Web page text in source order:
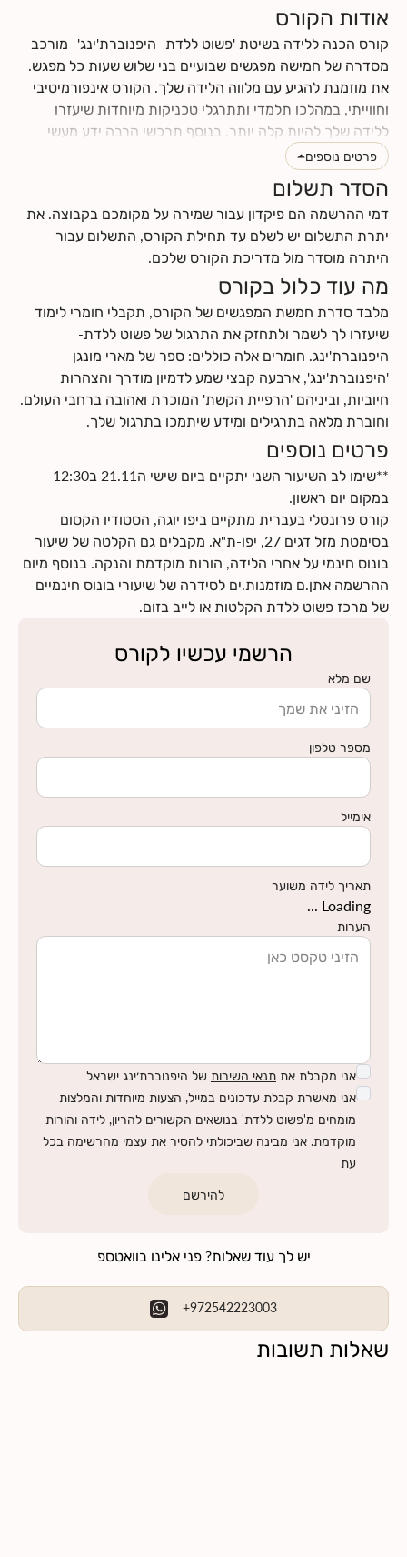
אודות הקורס
קורס הכנה ללידה בשיטת 'פשוט ללדת- היפנוברת'ינג'- מורכב
מסדרה של חמישה מפגשים שבועיים בני שלוש שעות כל מפגש.
את מוזמנת להגיע עם מלווה הלידה שלך. הקורס אינפורמיטיבי
וחווייתי, במהלכו תלמדי ותתרגלי טכניקות מיוחדות שיעזרו
ללידה שלך להיות קלה יותר. בנוסף תרכשי הרבה ידע מעשי
וטיפים לתקופת ההריון והלידה. תינתן לך ההזדמנות לעבור
תהליך מהנה של הבאת מודעות עצמית לגוף ולנפש שלך, תגלי
כמה הם מושפעים אחד מהשני, וכמה הם יכולים לתרום ולתמוך
בלידה עדינה כאשר לומדים להרפות אותם. את ומלווה הלידה
שלך תרכשו ידע ותפתחו כישורי תקשורת אחד עם השנייה, עם
התינוק.ת שלכם ועם הצוות הרפואי.
לחצי כאןלקרוא עוד על תוכן הקורס
לחציכאןלמצוא מידע על החזרי ביטוח
פרטים נוספים
הסדר תשלום
דמי ההרשמה הם פיקדון עבור שמירה על מקומכם בקבוצה. את
יתרת התשלום יש לשלם עד תחילת הקורס, התשלום עבור
היתרה מוסדר מול מדריכת הקורס שלכם.
מה עוד כלול בקורס
מלבד סדרת חמשת המפגשים של הקורס, תקבלי חומרי לימוד
שיעזרו לך לשמר ולתחזק את התרגול של פשוט ללדת-
היפנוברת'ינג. חומרים אלה כוללים: ספר של מארי מונגן-
'היפנוברת'ינג', ארבעה קבצי שמע לדמיון מודרך והצהרות
חיוביות, וביניהם 'הרפיית הקשת' המוכרת ואהובה ברחבי העולם.
וחוברת מלאה בתרגילים ומידע שיתמכו בתרגול שלך.
פרטים נוספים
**שימו לב השיעור השני יתקיים ביום שישי ה21.11 ב12:30
קורס פרונטלי בעברית מתקיים ביפו יוגה, הסטודיו הקסום
בסימטת מזל דגים 27, יפו-ת"א. מקבלים גם הקלטה של שיעור
בונוס חינמי על אחרי הלידה, הורות מוקדמת והנקה. בנוסף מיום
ההרשמה אתן.ם מוזמנות.ים לסידרה של שיעורי בונוס חינמיים
של מרכז פשוט ללדת הקלטות או לייב בזום.
הרשמי עכשיו לקורס
שם מלא
מספר טלפון
אימייל
תאריך לידה משוער
Loading ...
הערות
אני מקבלת את תנאי השירות של היפנוברת׳ינג ישראל
אני מאשרת קבלת עדכונים במייל, הצעות מיוחדות והמלצות
מומחים מ'פשוט ללדת' בנושאים הקשורים להריון, לידה והורות
מוקדמת. אני מבינה שביכולתי להסיר את עצמי מהרשימה בכל
עת
להירשם
יש לך עוד שאלות? פני אלינו בוואטספ
+972542223003
שאלות תשובות